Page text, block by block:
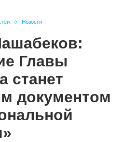
Новости
Главы
станет
документом